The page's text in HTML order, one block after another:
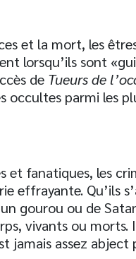
et la mort, les
lorsqu’ils sont
de Tueurs de
occultes parmi les
et fanatiques, les
effrayante. Qu’ils
gourou ou de
vivants ou morts.
jamais assez